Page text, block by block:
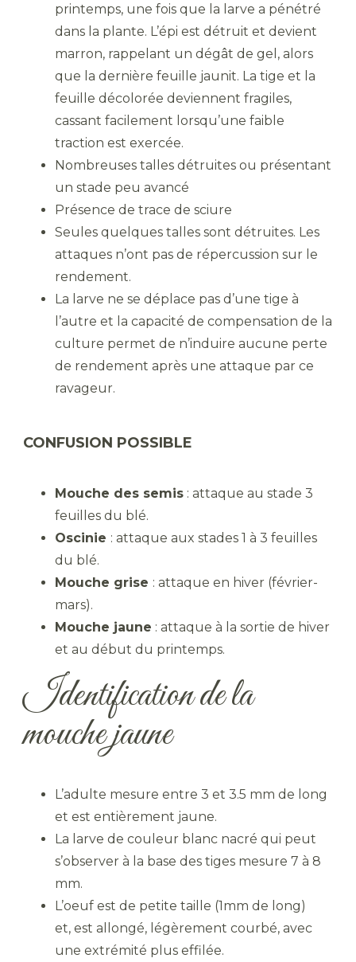
printemps, une fois que la larve a pénétré
dans la plante. L’épi est détruit et devient
marron, rappelant un dégât de gel, alors
que la dernière feuille jaunit. La tige et la
feuille décolorée deviennent fragiles,
cassant facilement lorsqu’une faible
traction est exercée.
Nombreuses talles détruites ou présentant
un stade peu avancé
Présence de trace de sciure
Seules quelques talles sont détruites. Les
attaques n’ont pas de répercussion sur le
rendement.
La larve ne se déplace pas d’une tige à
l’autre et la capacité de compensation de la
culture permet de n’induire aucune perte
de rendement après une attaque par ce
ravageur.
CONFUSION POSSIBLE
Mouche des semis : attaque au stade 3
feuilles du blé.
Oscinie : attaque aux stades 1 à 3 feuilles
du blé.
Mouche grise : attaque en hiver (février-
mars).
Mouche jaune : attaque à la sortie de hiver
et au début du printemps.
Identification de la
mouche jaune
L’adulte mesure entre 3 et 3.5 mm de long
et est entièrement jaune.
La larve de couleur blanc nacré qui peut
s’observer à la base des tiges mesure 7 à 8
mm.
L’oeuf est de petite taille (1mm de long)
et, est allongé, légèrement courbé, avec
une extrémité plus effilée.